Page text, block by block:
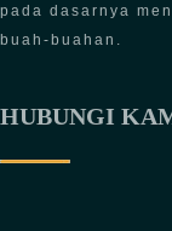
pada dasarnya
buah-buahan.
HUBUNGI